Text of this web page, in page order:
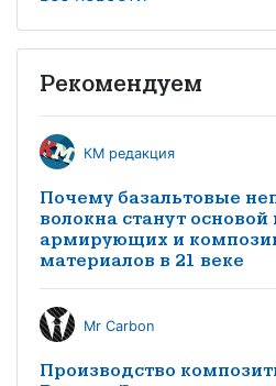
Рекомендуем
КМ редакция
Почему базальтовые
волокна станут
армирующих и
материалов в 21 веке
Mr Carbon
Производство